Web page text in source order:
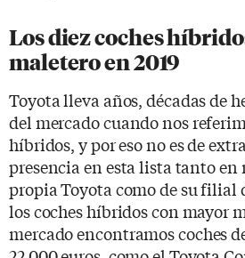
Los diez coches
maletero en 2019
Toyota lleva años, décadas de
del mercado cuando nos
híbridos, y por eso no es de
presencia en esta lista tanto en
propia Toyota como de su filial
los coches híbridos con mayor
mercado encontramos coches